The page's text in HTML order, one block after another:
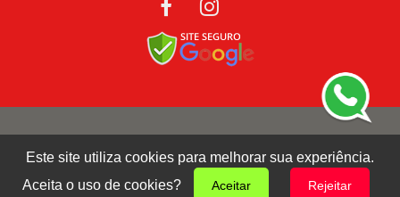
Giro Design
Este site utiliza cookies para melhorar sua experiência.
Aceita o uso de cookies?
Aceitar Rejeitar